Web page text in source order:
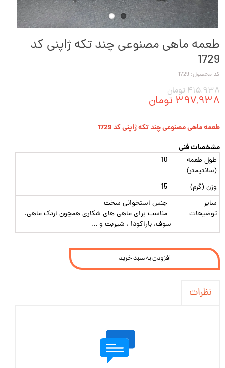
طعمه ماهی مصنوعی چند تکه ژاپنی کد
1729
کد محصول: 1729
۴۱۵,۹۳۸ تومان
۳۹۷,۹۳۸ تومان
طعمه ماهی مصنوعی چند تکه ژاپنی کد 1729
مشخصات فنی
طول طعمه
(سانتیمتر)
وزن (گرم)
سایر
توضیحات
جنس استخوانی سخت
مناسب برای ماهی های شکاری همچون اردک ماهی،
سوف، باراکودا ، شیربت و ...
افزودن به سبد خرید
نظرات